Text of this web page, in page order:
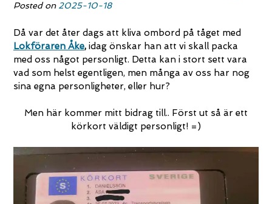
Posted on 2025-10-18
Då var det åter dags att kliva ombord på tåget med
Lokföraren Åke, idag önskar han att vi skall packa
med oss något personligt. Detta kan i stort sett vara
vad som helst egentligen, men många av oss har nog
sina egna personligheter, eller hur?
Men här kommer mitt bidrag till.. Först ut så är ett
körkort väldigt personligt! =)